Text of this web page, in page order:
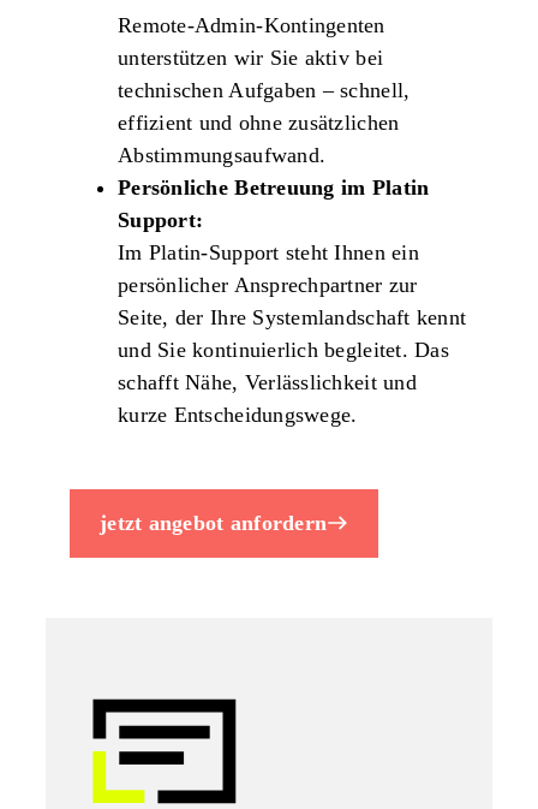
Remote‑Admin‑Kontingenten
unterstützen wir Sie aktiv bei
technischen Aufgaben – schnell,
effizient und ohne zusätzlichen
Abstimmungsaufwand.
Persönliche Betreuung im Platin
Support:
Im Platin‑Support steht Ihnen ein
persönlicher Ansprechpartner zur
Seite, der Ihre Systemlandschaft kennt
und Sie kontinuierlich begleitet. Das
schafft Nähe, Verlässlichkeit und
kurze Entscheidungswege.
jetzt angebot anfordern